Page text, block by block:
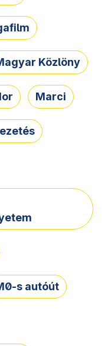
Közlöny
Marci
s autóút